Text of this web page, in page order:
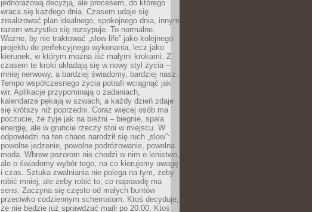
jednorazową decyzją, ale procesem, do którego
wraca się każdego dnia. Czasem udaje się
zrealizować plan idealnego, spokojnego dnia, innym
razem wszystko się rozsypuje. To normalne.
Ważne, by nie traktować „slow life” jako kolejnego
projektu do perfekcyjnego wykonania, lecz jako
kierunek, w którym można iść małymi krokami. Z
czasem te kroki układają się w nowy styl życia –
mniej nerwowy, a bardziej świadomy, bardziej nasz.
Tempo współczesnego życia potrafi wciągnąć jak
wir. Aplikacje przypominają o zadaniach,
kalendarze pękają w szwach, a każdy dzień zdaje
się krótszy niż poprzedni. Coraz więcej osób ma
poczucie, że żyje jak na bieżni – biegnie, spala
energię, ale w gruncie rzeczy stoi w miejscu. W
odpowiedzi na ten chaos narodził się ruch „slow”:
powolne jedzenie, powolne podróżowanie, powolna
moda. Wbrew pozorom nie chodzi w nim o lenistwo,
ale o świadomy wybór tego, na co kierujemy uwagę
i czas. Sztuka zwalniania nie polega na tym, żeby
robić mniej, ale żeby robić to, co naprawdę ma
sens. Zaczyna się często od małych buntów
przeciwko codziennym schematom. Ktoś decyduje,
że nie będzie już sprawdzać maili po 20:00. Ktoś